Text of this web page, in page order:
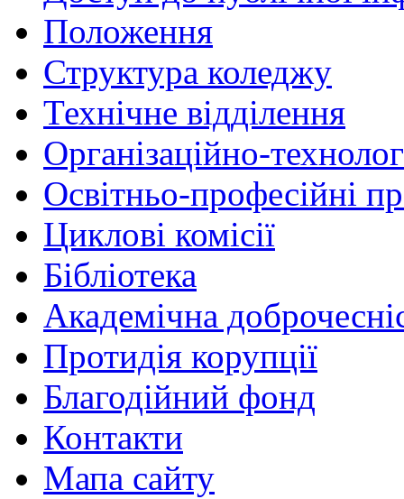
Положення
Структура коледжу
Технічне відділення
Організаційно-
Освітньо-професійні
Циклові комісії
Бібліотека
Академічна
Протидія корупції
Благодійний фонд
Контакти
Мапа сайту